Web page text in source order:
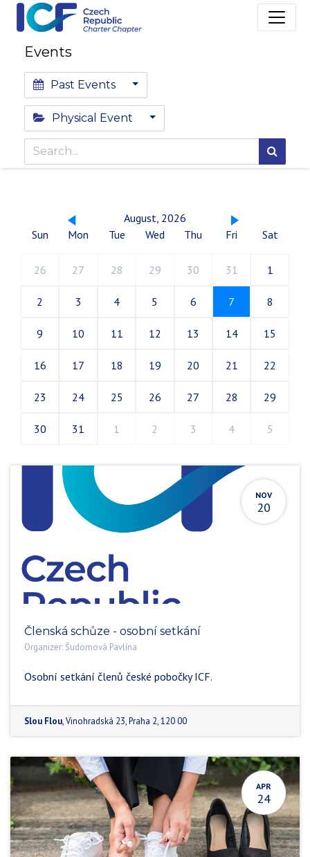
Events
Past Events
Physical Event
August, 2026
Sun
Mon Tue Wed Thu Fri Sat
26 27 28 29 30 31 1
2 3 4 5 6 7 8
9 10 11 12 13 14 15
16 17 18 19 20 21 22
23 24 25 26 27 28 29
30 31 1 2 3 4 5
NOV
20
Členská schůze - osobní setkání
Organizer: Šudomová Pavlína
Osobní setkání členů české pobočky ICF.
Slou Flou,Vinohradská 23,Praha 2,120 00
APR
24